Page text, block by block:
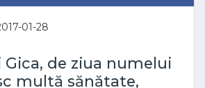
01-28
Gica, de ziua numelui
multă sănătate,